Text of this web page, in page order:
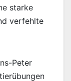
starke
verfehlte
Peter